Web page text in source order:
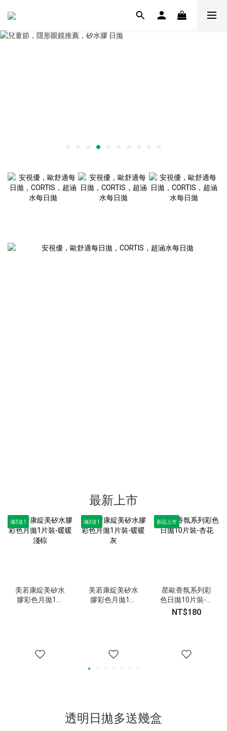
最新上市
滿3送1
美若康綻美矽水
膠彩色月拋1片
滿3送1
美若康綻美矽水
膠彩色月拋1片
新品上市
星歐香氛系列彩
色日拋10片裝-杏
花
NT$180
透明日拋多送幾盒